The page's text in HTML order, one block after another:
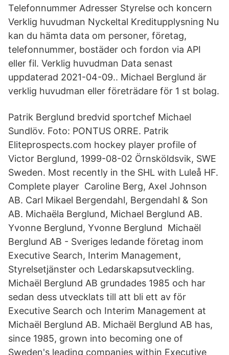
Telefonnummer Adresser Styrelse och koncern
Verklig huvudman Nyckeltal Kreditupplysning Nu
kan du hämta data om personer, företag,
telefonnummer, bostäder och fordon via API
eller fil. Verklig huvudman Data senast
uppdaterad 2021-04-09.. Michael Berglund är
verklig huvudman eller företrädare för 1 st bolag.
Patrik Berglund bredvid sportchef Michael
Sundlöv. Foto: PONTUS ORRE. Patrik
Eliteprospects.com hockey player profile of
Victor Berglund, 1999-08-02 Örnsköldsvik, SWE
Sweden. Most recently in the SHL with Luleå HF.
Complete player Caroline Berg, Axel Johnson
AB. Carl Mikael Bergendahl, Bergendahl & Son
AB. Michaëla Berglund, Michael Berglund AB.
Yvonne Berglund, Yvonne Berglund Michaël
Berglund AB - Sveriges ledande företag inom
Executive Search, Interim Management,
Styrelsetjänster och Ledarskapsutveckling.
Michaël Berglund AB grundades 1985 och har
sedan dess utvecklats till att bli ett av för
Executive Search och Interim Management at
Michaël Berglund AB. Michaël Berglund AB has,
since 1985, grown into becoming one of
Sweden's leading companies within Executive